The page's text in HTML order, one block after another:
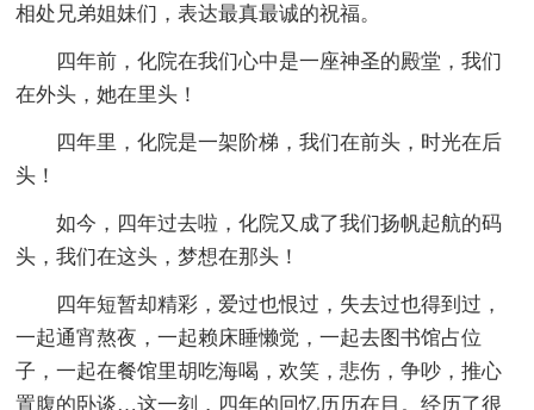
相处兄弟姐妹们，表达最真最诚的祝福。
四年前，化院在我们心中是一座神圣的殿堂，我们
在外头，她在里头！
四年里，化院是一架阶梯，我们在前头，时光在后
头！
如今，四年过去啦，化院又成了我们扬帆起航的码
头，我们在这头，梦想在那头！
四年短暂却精彩，爱过也恨过，失去过也得到过，
一起通宵熬夜，一起赖床睡懒觉，一起去图书馆占位
子，一起在餐馆里胡吃海喝，欢笑，悲伤，争吵，推心
置腹的卧谈…这一刻，四年的回忆历历在目。经历了很